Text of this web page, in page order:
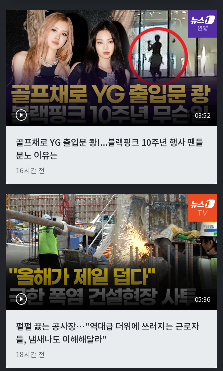
03:52
골프채로 YG 출입문 쾅!...블랙핑크 10주년 행사 팬들
분노 이유는
16시간 전
05:36
펄펄 끓는 공사장…"역대급 더위에 쓰러지는 근로자
들, 냄새나도 이해해달라"
18시간 전